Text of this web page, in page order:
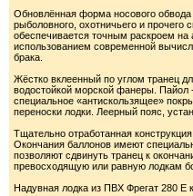
Обновлённая форма носового
рыболовного, охотничьего и
обеспечивается точным раскроем
использованием современной
брака.
Жёстко вклеенный по углом транец
водостойкой морской фанеры. Пайол
специальное «антискользящее»
переноски лодки. Леерный пояс,
Тщательно отработанная
Окончания баллонов имеют
позволяют сдвинуть транец к
превосходящую или равную лодкам
Надувная лодка из ПВХ Фрегат 280 Е